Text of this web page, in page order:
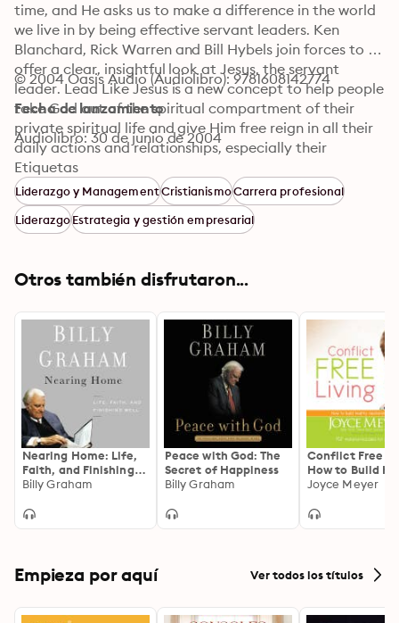
time, and He asks us to make a difference in the world
we live in by being effective servant leaders. Ken
Blanchard, Rick Warren and Bill Hybels join forces to
offer a clear, insightful look at Jesus, the servant
leader. Lead Like Jesus is a new concept to help people
take God out of the spiritual compartment of their
private spiritual life and give Him free reign in all their
daily actions and relationships, especially their
leadership roles. Jesus set the basic foundation for the
leadership journey throughout his ministry. During His
time on earth, Jesus poured His life into the training of
His disciples in the first three leadership arenas, and
moved to the organizational level and attempted to
© 2004 Oasis Audio (Audiolibro): 9781608142774
Fecha de lanzamiento
Audiolibro: 30 de junio de 2004
Etiquetas
Liderazgo y ManagementCristianismoCarrera profesional
LiderazgoEstrategia y gestión empresarial
Otros también disfrutaron...
Nearing Home: Life,
Faith, and Finishing
Well
Billy Graham
Peace with God: The
Secret of Happiness
Billy Graham
Conflict Free
How to Build
Relationships
Joyce Meyer
Empieza por aquí Ver todos los títulos